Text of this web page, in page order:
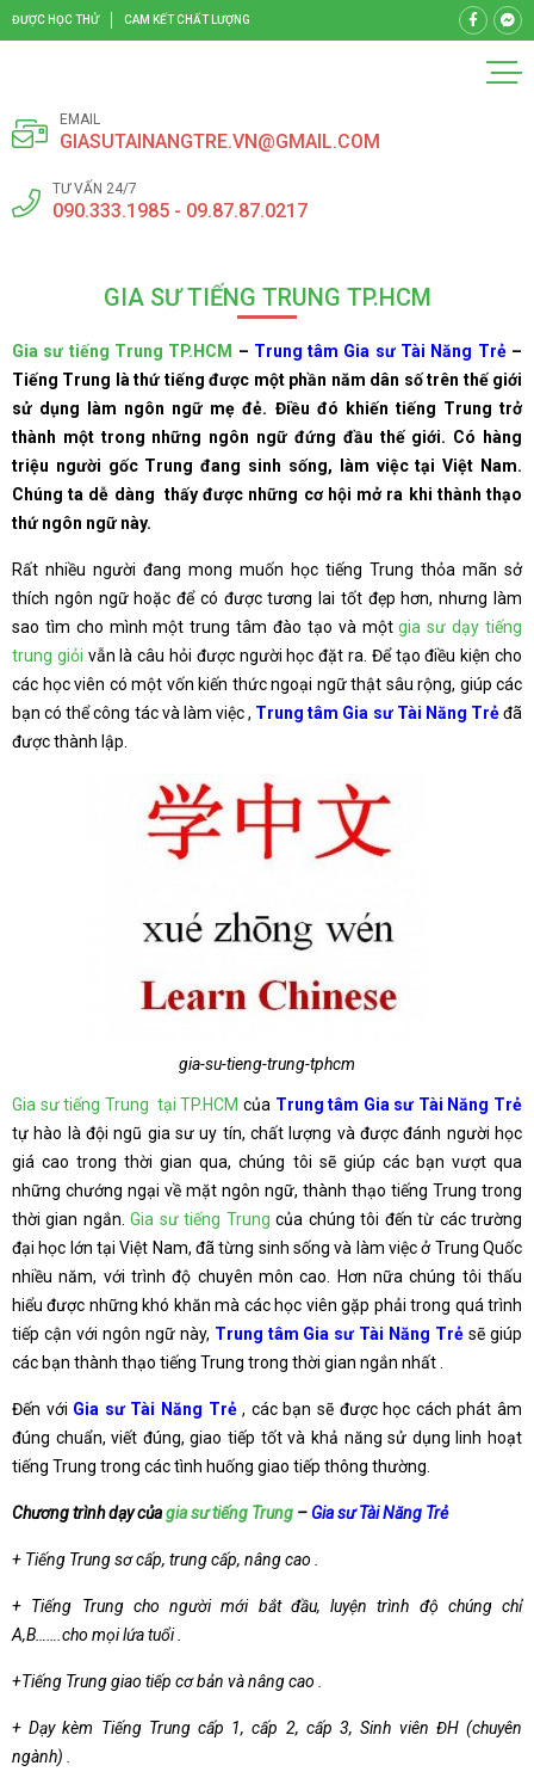
ĐƯỢC HỌC THỬ CAM KẾT CHẤT LƯỢNG
EMAIL
GIASUTAINANGTRE.VN@GMAIL.COM
TƯ VẤN 24/7
090.333.1985 - 09.87.87.0217
GIA SƯ TIẾNG TRUNG TP.HCM
Gia sư tiếng Trung TP.HCM – Trung tâm Gia sư Tài Năng Trẻ–
Tiếng Trung là thứ tiếng được một phần năm dân số trên thế giới
sử dụng làm ngôn ngữ mẹ đẻ. Điều đó khiến tiếng Trung trở
thành một trong những ngôn ngữ đứng đầu thế giới. Có hàng
triệu người gốc Trung đang sinh sống, làm việc tại Việt Nam.
Chúng ta dễ dàng thấy được những cơ hội mở ra khi thành thạo
thứ ngôn ngữ này.
Rất nhiều người đang mong muốn học tiếng Trung thỏa mãn sở
thích ngôn ngữ hoặc để có được tương lai tốt đẹp hơn, nhưng làm
sao tìm cho mình một trung tâm đào tạo và mộtgia sư dạy tiếng
trung giỏi vẫn là câu hỏi được người học đặt ra. Để tạo điều kiện cho
các học viên có một vốn kiến thức ngoại ngữ thật sâu rộng, giúp các
bạn có thể công tác và làm việc , Trung tâm Gia sư Tài Năng Trẻđã
được thành lập.
gia-su-tieng-trung-tphcm
Gia sư tiếng Trung tại TP.HCM của Trung tâm Gia sư Tài Năng Trẻ
tự hào là đội ngũ gia sư uy tín, chất lượng và được đánh người học
giá cao trong thời gian qua, chúng tôi sẽ giúp các bạn vượt qua
những chướng ngại về mặt ngôn ngữ, thành thạo tiếng Trung trong
thời gian ngắn.Gia sư tiếng Trung của chúng tôi đến từ các trường
đại học lớn tại Việt Nam, đã từng sinh sống và làm việc ở Trung Quốc
nhiều năm, với trình độ chuyên môn cao. Hơn nữa chúng tôi thấu
hiểu được những khó khăn mà các học viên gặp phải trong quá trình
tiếp cận với ngôn ngữ này, Trung tâm Gia sư Tài Năng Trẻ sẽ giúp
các bạn thành thạo tiếng Trung trong thời gian ngắn nhất .
Đến với Gia sư Tài Năng Trẻ, các bạn sẽ được học cách phát âm
đúng chuẩn, viết đúng, giao tiếp tốt và khả năng sử dụng linh hoạt
tiếng Trung trong các tình huống giao tiếp thông thường.
Chương trình dạy củagia sư tiếng Trung – Gia sư Tài Năng Trẻ
+ Tiếng Trung sơ cấp, trung cấp, nâng cao .
+ Tiếng Trung cho người mới bắt đầu, luyện trình độ chúng chỉ
A,B…….cho mọi lứa tuổi .
+Tiếng Trung giao tiếp cơ bản và nâng cao .
+ Dạy kèm Tiếng Trung cấp 1, cấp 2, cấp 3, Sinh viên ĐH (chuyên
ngành) .